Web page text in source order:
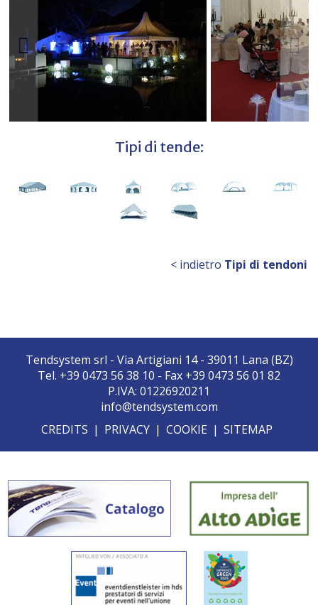
Tipi di tende:
< indietro Tipi di tendoni
Tendsystem srl - Via Artigiani 14 - 39011 Lana (BZ)
Tel. +39 0473 56 38 10 - Fax +39 0473 56 01 82
P.IVA: 01226920211
info@tendsystem.com
CREDITS | PRIVACY | COOKIE | SITEMAP